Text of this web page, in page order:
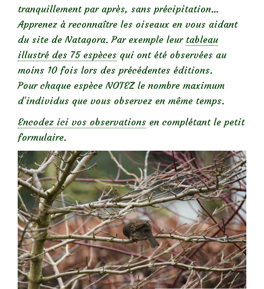
tranquillement par après, sans précipitation…
Apprenez à reconnaître les oiseaux en vous aidant
du site de Natagora. Par exemple leur tableau
illustré des 75 espèces qui ont été observées au
moins 10 fois lors des précédentes éditions.
Pour chaque espèce NOTEZ le nombre maximum
d’individus que vous observez en même temps.
Encodez ici vos observations en complétant le petit
formulaire.